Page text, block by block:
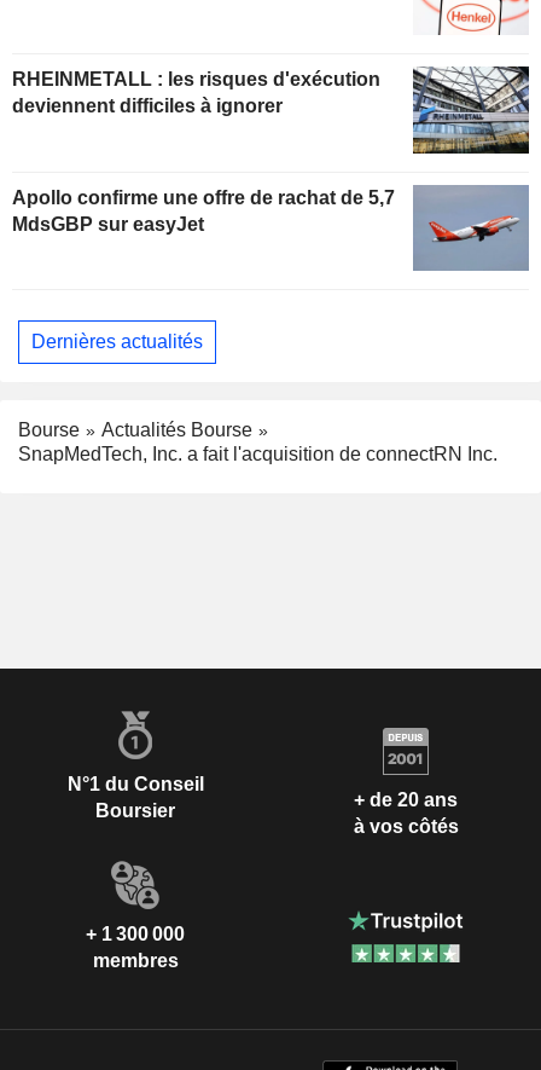
RHEINMETALL : les risques d'exécution
deviennent difficiles à ignorer
Apollo confirme une offre de rachat de 5,7
MdsGBP sur easyJet
Dernières actualités
Bourse
Actualités Bourse
SnapMedTech, Inc. a fait l'acquisition de connectRN Inc.
N°1 du Conseil
Boursier
+ de 20 ans
à vos côtés
+ 1 300 000
membres